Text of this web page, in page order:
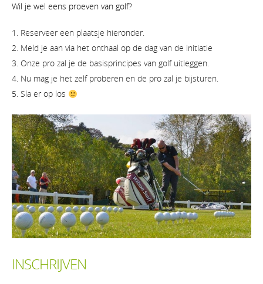
Wil je wel eens proeven van golf?
Reserveer een plaatsje hieronder.
Meld je aan via het onthaal op de dag van de initiatie
Onze pro zal je de basisprincipes van golf uitleggen.
Nu mag je het zelf proberen en de pro zal je bijsturen.
Sla er op los
INSCHRIJVEN